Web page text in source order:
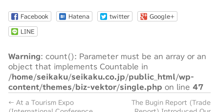
Facebook Hatena twitter Google+
LINE
Warning: count(): Parameter must be an array or an
object that implements Countable in
/home/seikaku/seikaku.co.jp/public_html/wp-
content/themes/biz-vektor/single.php on line47
← At a Tourism Expo
The Bugin Report (Trade